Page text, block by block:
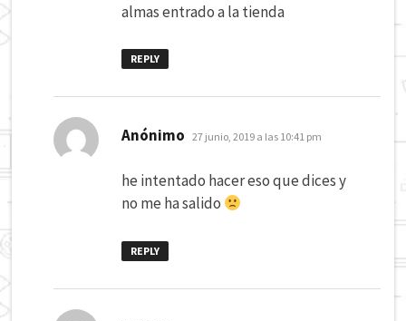
almas entrado a la tienda
REPLY
Anónimo dice:
27 junio, 2019 a las 10:41 pm
he intentado hacer eso que dices y
no me ha salido
REPLY